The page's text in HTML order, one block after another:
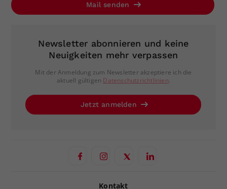
Mail senden
Newsletter abonnieren und keine
Neuigkeiten mehr verpassen
Mit der Anmeldung zum Newsletter akzeptiere ich die
aktuell gültigen Datenschutzrichtlinien.
Jetzt anmelden
Kontakt